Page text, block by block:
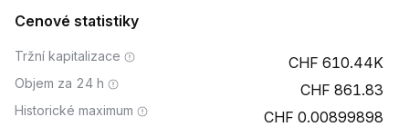
Cenové statistiky
Tržní kapitalizace 610.44K
Objem za 24 h 861.83
Historické maximum 0.00899898